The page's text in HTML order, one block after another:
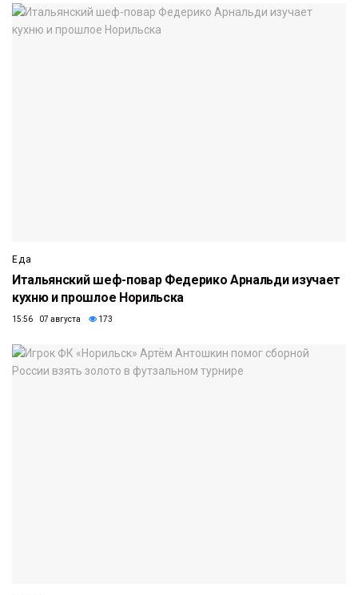
Еда
Итальянский шеф-повар Федерико Арнальди изучает
кухню и прошлое Норильска
15:56 07 августа 173